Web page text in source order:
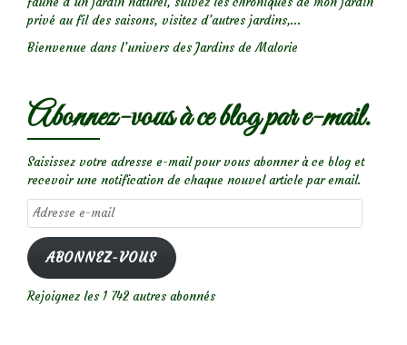
privé au fil des saisons, visitez d’autres jardins,...
Bienvenue dans l’univers des Jardins de Malorie
Abonnez-vous à ce blog par e-mail.
Saisissez votre adresse e-mail pour vous abonner à ce blog et
recevoir une notification de chaque nouvel article par email.
Adresse
e-
mail
ABONNEZ-VOUS
Rejoignez les 1 742 autres abonnés